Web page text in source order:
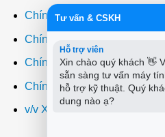
Chính sách thanh toán
Chính sách giao hàng
Chính sách đổi trả
Chính sách bảo hành
v/v Xuất hóa đơn đỏ VAT
Tư vấn & CSKH
Hỗ trợ viên
Xin chào quý khách 👋
sẵn sàng tư vấn máy
hỗ trợ kỹ thuật. Quý
dung nào ạ?